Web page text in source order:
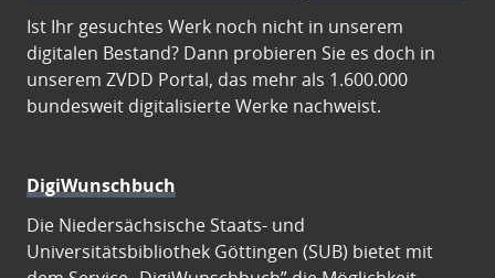
Ist Ihr gesuchtes Werk noch nicht in unserem
digitalen Bestand? Dann probieren Sie es doch in
unserem ZVDD Portal, das mehr als 1.600.000
bundesweit digitalisierte Werke nachweist.
DigiWunschbuch
Die Niedersächsische Staats- und
Universitätsbibliothek Göttingen (SUB) bietet mit